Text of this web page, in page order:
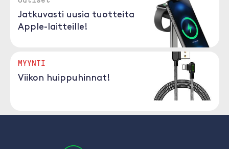
Jatkuvasti uusia tuotteita
Apple-laitteille!
MYYNTI
Viikon huippuhinnat!